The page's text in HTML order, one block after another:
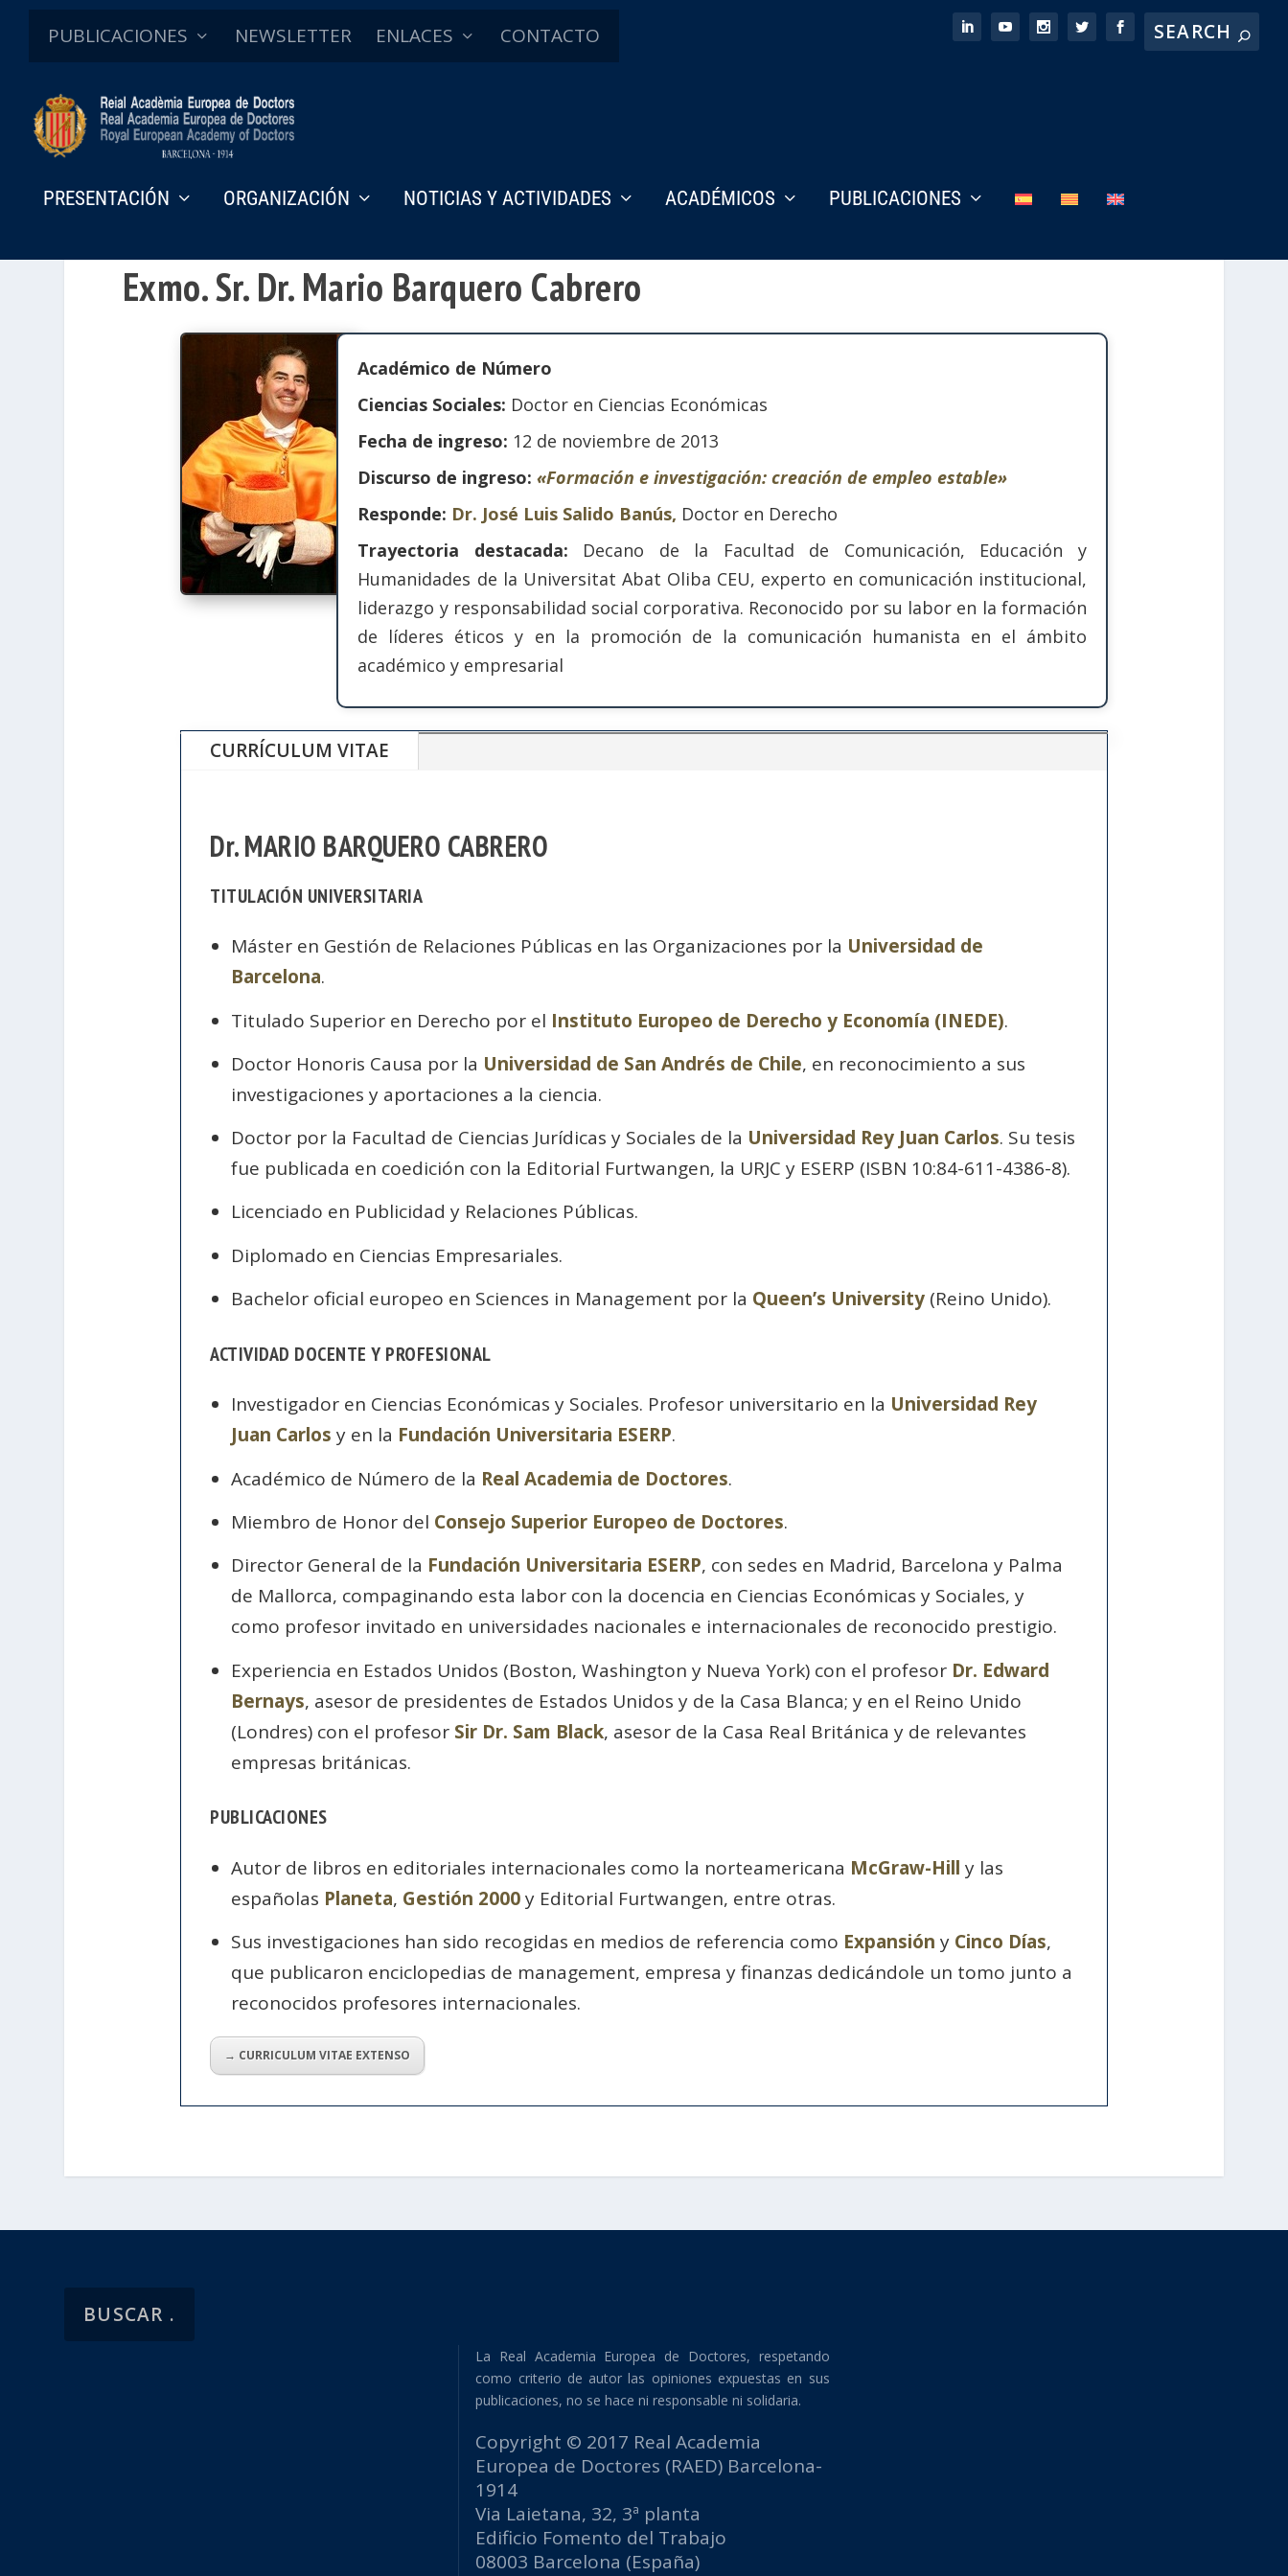
PUBLICACIONES NEWSLETTER ENLACES CONTACTO
PRESENTACIÓN ORGANIZACIÓN NOTICIAS Y ACTIVIDADES ACADÉMICOS PUBLICACIONES
Exmo. Sr. Dr. Mario Barquero Cabrero
Académico de Número
Ciencias Sociales: Doctor en Ciencias Económicas
Fecha de ingreso: 12 de noviembre de 2013
Discurso de ingreso:«Formación e investigación: creación de empleo estable»
Responde: Dr. José Luis Salido Banús, Doctor en Derecho
Trayectoria destacada: Decano de la Facultad de Comunicación, Educación y
Humanidades de la Universitat Abat Oliba CEU, experto en comunicación institucional,
liderazgo y responsabilidad social corporativa. Reconocido por su labor en la formación
de líderes éticos y en la promoción de la comunicación humanista en el ámbito
académico y empresarial
CURRÍCULUM VITAE
Dr. MARIO BARQUERO CABRERO
TITULACIÓN UNIVERSITARIA
Máster en Gestión de Relaciones Públicas en las Organizaciones por la Universidad de
Barcelona.
Titulado Superior en Derecho por el Instituto Europeo de Derecho y Economía (INEDE).
Doctor Honoris Causa por la Universidad de San Andrés de Chile, en reconocimiento a sus
investigaciones y aportaciones a la ciencia.
Doctor por la Facultad de Ciencias Jurídicas y Sociales de la Universidad Rey Juan Carlos. Su tesis
fue publicada en coedición con la Editorial Furtwangen, la URJC y ESERP (ISBN 10:84-611-4386-8).
Licenciado en Publicidad y Relaciones Públicas.
Diplomado en Ciencias Empresariales.
Bachelor oficial europeo en Sciences in Management por la Queen’s University(Reino Unido).
ACTIVIDAD DOCENTE Y PROFESIONAL
Investigador en Ciencias Económicas y Sociales. Profesor universitario en la Universidad Rey
Juan Carlos y en la Fundación Universitaria ESERP.
Académico de Número de la Real Academia de Doctores.
Miembro de Honor del Consejo Superior Europeo de Doctores.
Director General de la Fundación Universitaria ESERP, con sedes en Madrid, Barcelona y Palma
de Mallorca, compaginando esta labor con la docencia en Ciencias Económicas y Sociales, y
como profesor invitado en universidades nacionales e internacionales de reconocido prestigio.
Experiencia en Estados Unidos (Boston, Washington y Nueva York) con el profesor Dr. Edward
Bernays, asesor de presidentes de Estados Unidos y de la Casa Blanca; y en el Reino Unido
(Londres) con el profesor Sir Dr. Sam Black, asesor de la Casa Real Británica y de relevantes
empresas británicas.
PUBLICACIONES
Autor de libros en editoriales internacionales como la norteamericana McGraw-Hill y las
españolas Planeta, Gestión 2000y Editorial Furtwangen, entre otras.
Sus investigaciones han sido recogidas en medios de referencia como Expansión y Cinco Días,
que publicaron enciclopedias de management, empresa y finanzas dedicándole un tomo junto a
reconocidos profesores internacionales.
→ CURRICULUM VITAE EXTENSO
La Real Academia Europea de Doctores, respetando
como criterio de autor las opiniones expuestas en sus
publicaciones, no se hace ni responsable ni solidaria.
Copyright © 2017 Real Academia
Europea de Doctores (RAED) Barcelona-
1914
Via Laietana, 32, 3ª planta
Edificio Fomento del Trabajo
08003 Barcelona (España)